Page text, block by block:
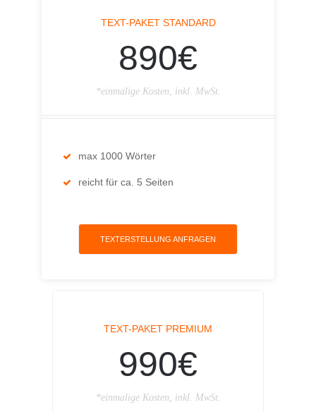
TEXT-PAKET STANDARD
890€
*einmalige Kosten, inkl. MwSt.
max 1000 Wörter
reicht für ca. 5 Seiten
TEXTERSTELLUNG ANFRAGEN
TEXT-PAKET PREMIUM
990€
*einmalige Kosten, inkl. MwSt.